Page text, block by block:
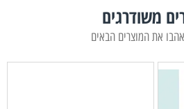
משודרגים
את המוצרים הבאים